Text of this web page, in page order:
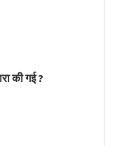
की गई ?